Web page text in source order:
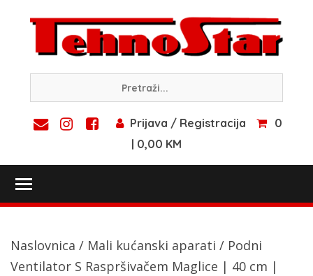
content
Prijava / Registracija
0
| 0,00 KM
Naslovnica / Mali kućanski aparati / Podni
Ventilator S Raspršivačem Maglice | 40 cm |